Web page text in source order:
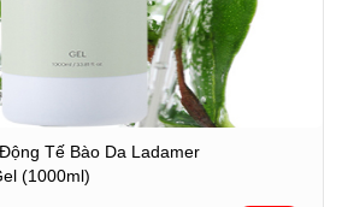
Tế Bào Da Ladamer
(1000ml)